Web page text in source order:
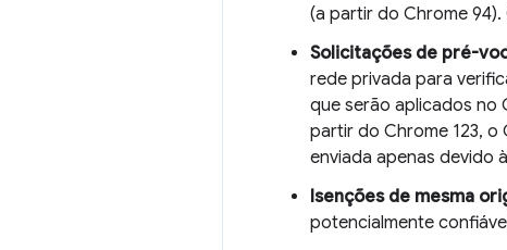
(a partir do Chrome 94).
Solicitações de pré-
rede privada para
que serão aplicados no
partir do Chrome 123, o
enviada apenas devido
Isenções de mesma
potencialmente